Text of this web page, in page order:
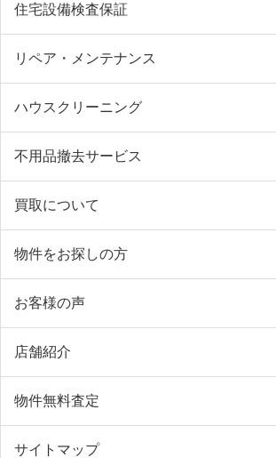
住宅設備検査保証
リペア・メンテナンス
ハウスクリーニング
不用品撤去サービス
買取について
物件をお探しの方
お客様の声
店舗紹介
物件無料査定
サイトマップ